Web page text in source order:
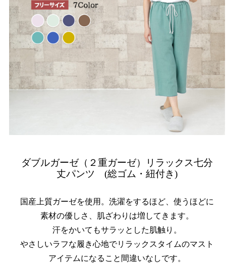
ダブルガーゼ（２重ガーゼ）リラックス七分
丈パンツ (総ゴム・紐付き)
国産上質ガーゼを使用。洗濯をするほど、使うほどに
素材の優しさ、肌ざわりは増してきます。
汗をかいてもサラッとした肌触り。
やさしいラフな履き心地でリラックスタイムのマスト
アイテムになること間違いなしです。